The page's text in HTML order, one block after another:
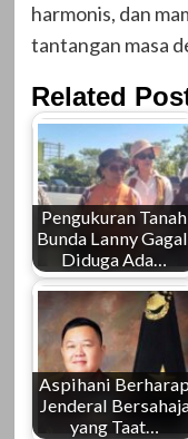
harmonis, dan
tantangan masa
Related
Pengukuran Tanah
Bunda Lanny
Diduga Ada…
Aspihani Berharap
Jenderal
yang Taat…